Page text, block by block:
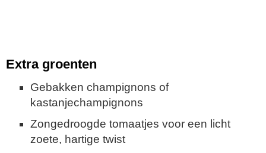
Extra groenten
Gebakken champignons of
kastanjechampignons
Zongedroogde tomaatjes voor een licht
zoete, hartige twist